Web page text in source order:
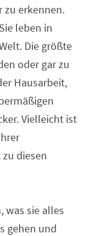
zu erkennen.
leben in
Die größte
oder gar zu
Hausarbeit,
Vielleicht ist
diesen
was sie alles
gehen und